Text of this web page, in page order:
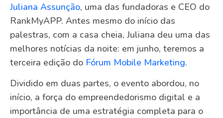
Juliana Assunção, uma das fundadoras e CEO do
RankMyAPP. Antes mesmo do início das
palestras, com a casa cheia, Juliana deu uma das
melhores notícias da noite: em junho, teremos a
terceira edição do Fórum Mobile Marketing.
Dividido em duas partes, o evento abordou, no
início, a força do empreendedorismo digital e a
importância de uma estratégia completa para o